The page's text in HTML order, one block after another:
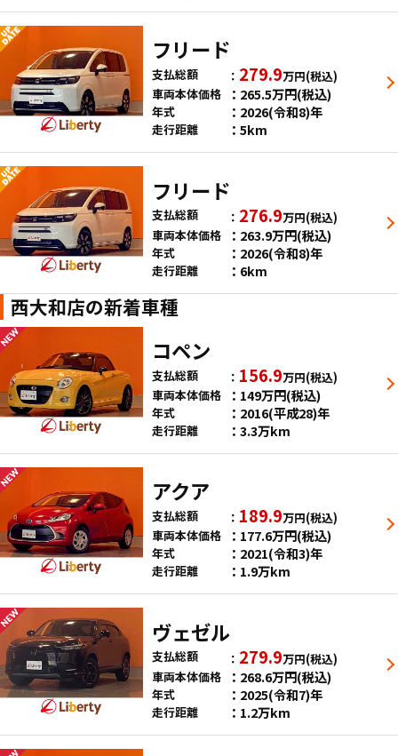
フリード
支払総額 279.9万円(税込)
車両本体価格
265.5万円(税込)
年式 2026(令和8)年
走行距離 5km
フリード
支払総額 276.9万円(税込)
車両本体価格
263.9万円(税込)
年式 2026(令和8)年
走行距離 6km
西大和店の新着車種
コペン
支払総額 156.9万円(税込)
車両本体価格
149万円(税込)
年式 2016(平成28)年
走行距離 3.3万km
アクア
支払総額 189.9万円(税込)
車両本体価格
177.6万円(税込)
年式 2021(令和3)年
走行距離 1.9万km
ヴェゼル
支払総額 279.9万円(税込)
車両本体価格
268.6万円(税込)
年式 2025(令和7)年
走行距離 1.2万km